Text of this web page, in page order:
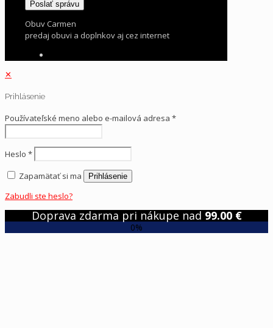
Obuv Carmen
predaj obuvi a doplnkov aj cez internet
✕
Prihlásenie
Používateľské meno alebo e-mailová adresa *
Heslo *
Zapamätať si ma
Prihlásenie
Zabudli ste heslo?
Doprava zdarma pri nákupe nad 99.00 €
0%